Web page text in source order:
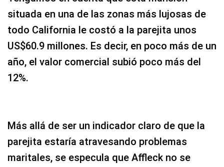
situada en una de las zonas más lujosas de
todo California le costó a la parejita unos
US$60.9 millones. Es decir, en poco más de un
año, el valor comercial subió poco más del
12%.
Más allá de ser un indicador claro de que la
parejita estaría atravesando problemas
maritales, se especula que Affleck no se